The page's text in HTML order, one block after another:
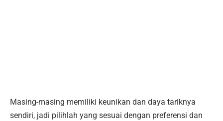
Masing-masing memiliki keunikan dan daya tariknya
sendiri, jadi pilihlah yang sesuai dengan preferensi dan